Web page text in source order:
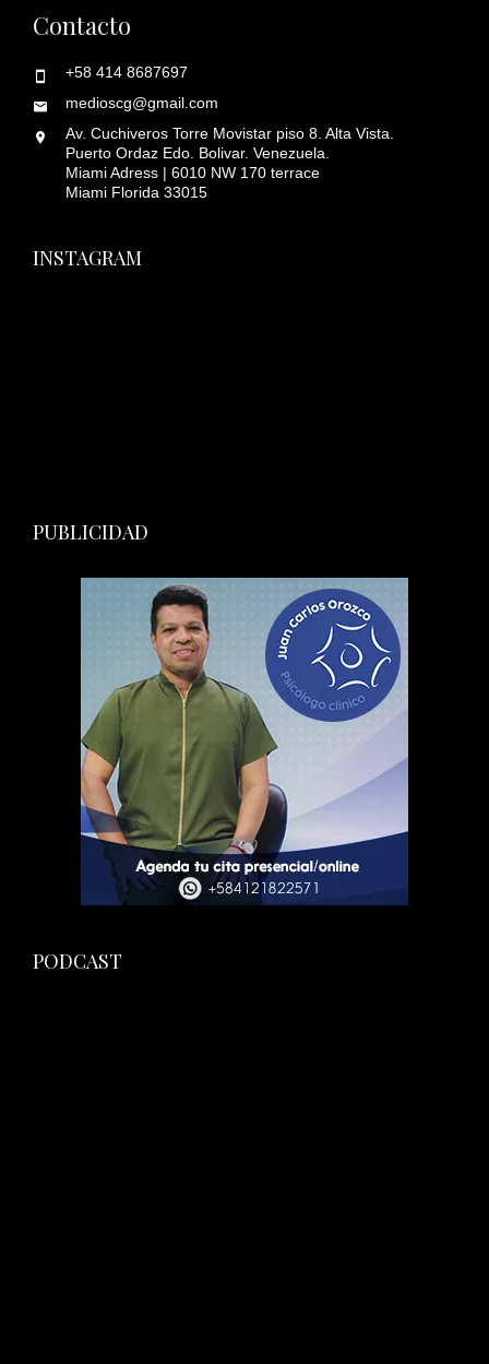
Contacto
+58 414 8687697
medioscg@gmail.com
Av. Cuchiveros Torre Movistar piso 8. Alta Vista.
Puerto Ordaz Edo. Bolivar. Venezuela.
Miami Adress | 6010 NW 170 terrace
Miami Florida 33015
INSTAGRAM
PUBLICIDAD
PODCAST